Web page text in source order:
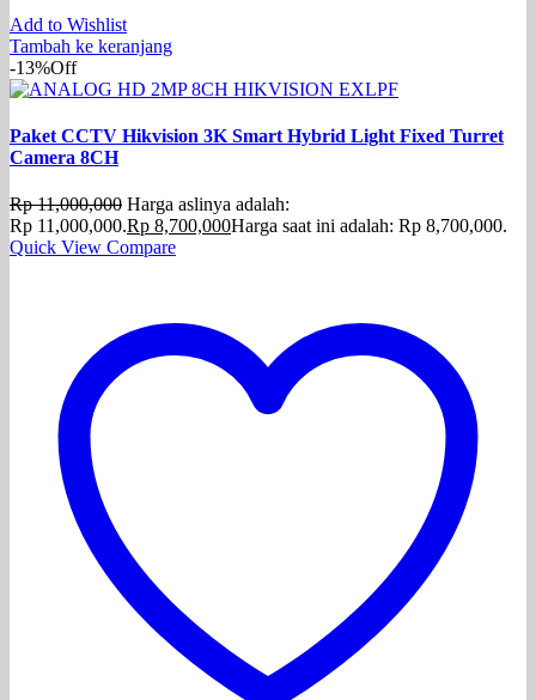
Add to Wishlist
Tambah ke keranjang
-13%Off
Paket CCTV Hikvision 3K Smart Hybrid Light Fixed Turret
Camera 8CH
Rp11,000,000 Harga aslinya adalah:
Rp 11,000,000.Rp 8,700,000Harga saat ini adalah: Rp 8,700,000.
Quick View Compare